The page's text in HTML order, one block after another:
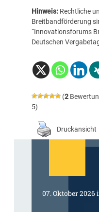
Hinweis:Rechtliche
Breitbandförderung
“Innovationsforums
Deutschen
(2
5)
Druckansicht
07. Oktober 2026